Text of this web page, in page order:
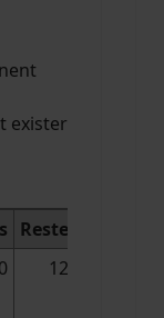
exister
Reste
12